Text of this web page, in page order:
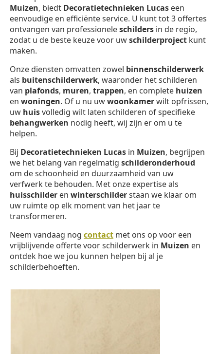
Muizen, biedt Decoratietechnieken Lucas een
eenvoudige en efficiënte service. U kunt tot 3 offertes
ontvangen van professioneleschilders in de regio,
zodat u de beste keuze voor uwschilderproject kunt
maken.
Onze diensten omvatten zowel binnenschilderwerk
als buitenschilderwerk, waaronder het schilderen
van plafonds, muren, trappen, en complete huizen
en woningen. Of u nu uwwoonkamerwilt opfrissen,
uw huisvolledig wilt laten schilderen of specifieke
behangwerken nodig heeft, wij zijn er om u te
helpen.
Bij Decoratietechnieken Lucas in Muizen, begrijpen
we het belang van regelmatig schilderonderhoud
om de schoonheid en duurzaamheid van uw
verfwerk te behouden. Met onze expertise als
huisschilder en winterschilderstaan we klaar om
uw ruimte op elk moment van het jaar te
transformeren.
Neem vandaag nog contact met ons op voor een
vrijblijvende offerte voor schilderwerk in Muizen en
ontdek hoe we jou kunnen helpen bij al je
schilderbehoeften.